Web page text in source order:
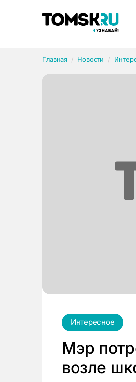
Главная Новости
Интересное
Мэр
возле
Рубрики